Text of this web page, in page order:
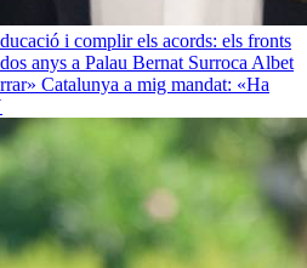
i complir els acords: els fronts
anys a Palau Bernat Surroca Albet
Catalunya a mig mandat: «Ha